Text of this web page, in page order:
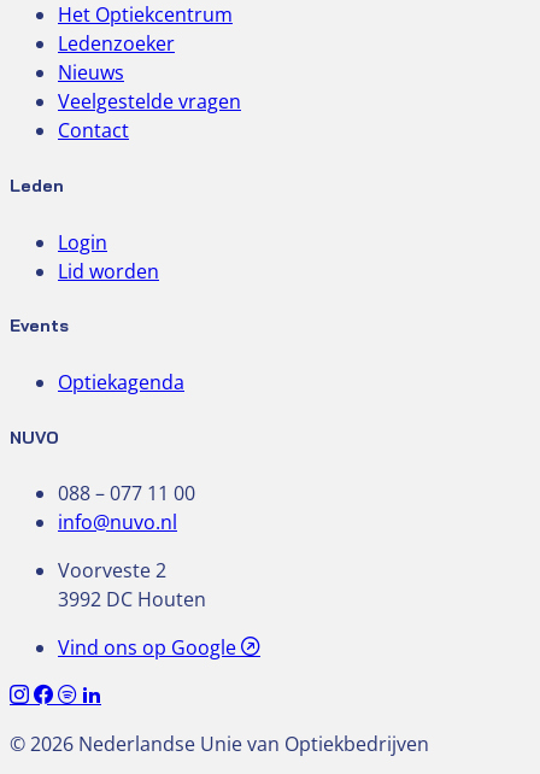
Het Optiekcentrum
Ledenzoeker
Nieuws
Veelgestelde vragen
Contact
Leden
Login
Lid worden
Events
Optiekagenda
NUVO
088 – 077 11 00
info@nuvo.nl
Voorveste 2
3992 DC Houten
Vind ons op Google
© 2026 Nederlandse Unie van Optiekbedrijven